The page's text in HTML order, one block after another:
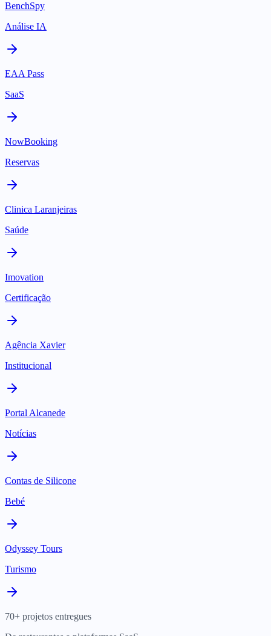
BenchSpy
Análise IA
EAA Pass
SaaS
NowBooking
Reservas
Clinica Laranjeiras
Saúde
Imovation
Certificação
Agência Xavier
Institucional
Portal Alcanede
Notícias
Contas de Silicone
Bebé
Odyssey Tours
Turismo
70+ projetos entregues